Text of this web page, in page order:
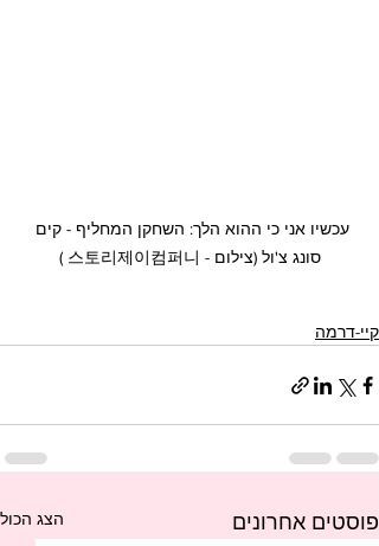
עכשיו אני כי ההוא הלך: השחקן המחליף - קים
סונג צ'ול (צילום - 스토리제이컴퍼니 )
קיי-דרמה
פוסטים אחרונים הצג הכול